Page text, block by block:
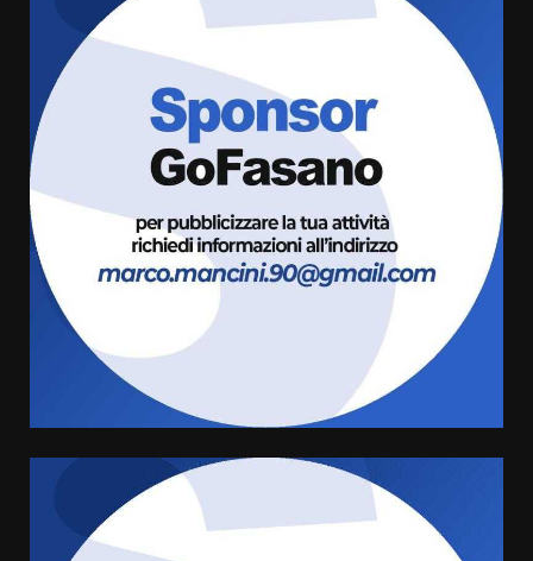
Grande successo per la “Sagra
del Pesce Spada” a Savelletri
9 Agosto 2026 07:32
Serie D, l’Us Fasano non molla e
conferma di voler ricorrere per
ottenere l’iscrizione
ufficialmente la Festa di
Savelletri
8 Agosto 2026 11:00